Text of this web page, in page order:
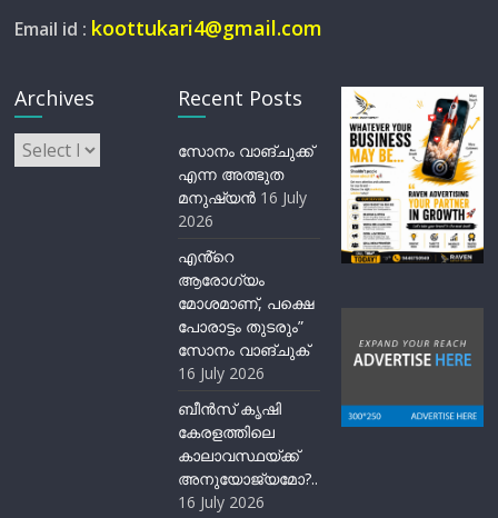
Email id : koottukari4@gmail.com
Archives
Archives
Recent Posts
സോനം വാങ്ചുക്ക്
എന്ന അത്ഭുത
മനുഷ്യന്‍ 16 July
2026
എൻ്റെ
ആരോഗ്യം
മോശമാണ്, പക്ഷെ
പോരാട്ടം തുടരും”
സോനം വാങ്ചുക്
16 July 2026
ബീന്‍സ് കൃഷി
കേരളത്തിലെ
കാലാവസ്ഥയ്ക്ക്
അനുയോജ്യമോ?..
16 July 2026